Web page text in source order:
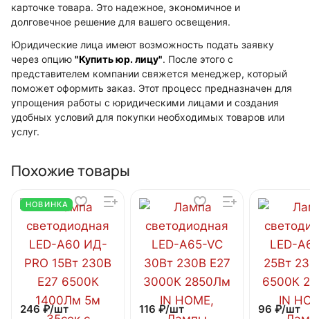
карточке товара. Это надежное, экономичное и
долговечное решение для вашего освещения.
Юридические лица имеют возможность подать заявку
через опцию "Купить юр. лицу". После этого с
представителем компании свяжется менеджер, который
поможет оформить заказ. Этот процесс предназначен для
упрощения работы с юридическими лицами и создания
удобных условий для покупки необходимых товаров или
услуг.
Похожие товары
НОВИНКА
246 ₽/шт 116 ₽/шт 96 ₽/шт